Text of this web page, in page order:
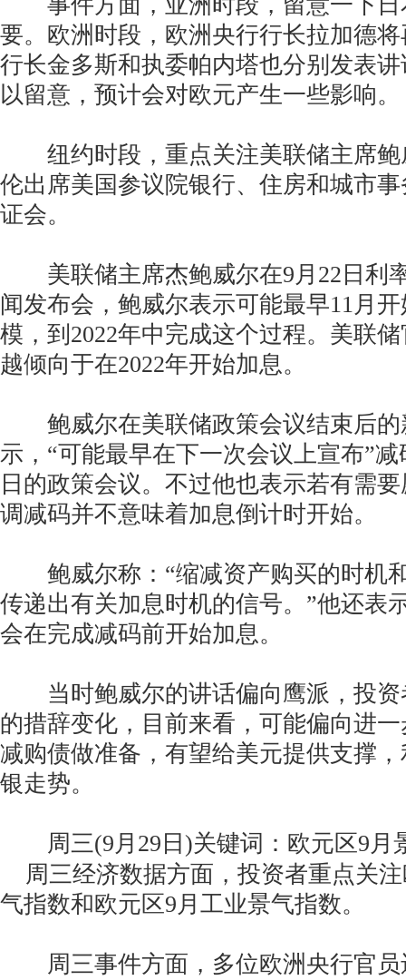
事件方面，亚洲时段，留意一下日
要。欧洲时段，欧洲央行行长拉加德
行长金多斯和执委帕内塔也分别发表
以留意，预计会对欧元产生一些影响。
纽约时段，重点关注美联储主席鲍
伦出席美国参议院银行、住房和城市
证会。
美联储主席杰鲍威尔在9月22日利
闻发布会，鲍威尔表示可能最早11月
模，到2022年中完成这个过程。美联
越倾向于在2022年开始加息。
鲍威尔在美联储政策会议结束后的
示，“可能最早在下一次会议上宣布”
日的政策会议。不过他也表示若有需
调减码并不意味着加息倒计时开始。
鲍威尔称：“缩减资产购买的时机
传递出有关加息时机的信号。”他还表
会在完成减码前开始加息。
当时鲍威尔的讲话偏向鹰派，投资
的措辞变化，目前来看，可能偏向进
减购债做准备，有望给美元提供支撑
银走势。
周三(9月29日)关键词：欧元区9月
周三经济数据方面，投资者重点关
气指数和欧元区9月工业景气指数。
周三事件方面，多位欧洲央行官员